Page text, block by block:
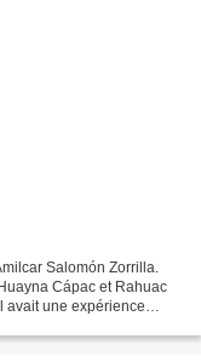
Salomón Zorrilla.
Cápac et Rahuac
avait une expérience